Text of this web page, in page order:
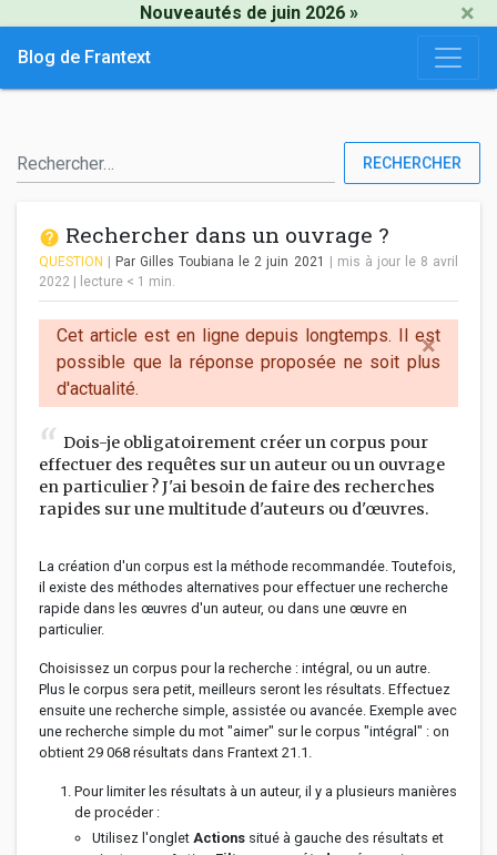
Nouveautés de juin 2026 » ×
Blog de Frantext
RECHERCHER
Rechercher dans un ouvrage ?
QUESTION Par Gilles Toubiana le 2 juin 2021
| mis à jour le 8 avril
2022
lecture < 1 min.
Cet article est en ligne depuis longtemps. Il est
possible que la réponse proposée ne soit plus
d'actualité.
×
Dois-je obligatoirement créer un corpus pour
effectuer des requêtes sur un auteur ou un ouvrage
en particulier ? J'ai besoin de faire des recherches
rapides sur une multitude d'auteurs ou d'œuvres.
La création d'un corpus est la méthode recommandée. Toutefois,
il existe des méthodes alternatives pour effectuer une recherche
rapide dans les œuvres d'un auteur, ou dans une œuvre en
particulier.
Choisissez un corpus pour la recherche : intégral, ou un autre.
Plus le corpus sera petit, meilleurs seront les résultats. Effectuez
ensuite une recherche simple, assistée ou avancée. Exemple avec
une recherche simple du mot "aimer" sur le corpus "intégral" : on
obtient 29 068 résultats dans Frantext 21.1.
Pour limiter les résultats à un auteur, il y a plusieurs manières
de procéder :
Utilisez l'onglet Actions situé à gauche des résultats et